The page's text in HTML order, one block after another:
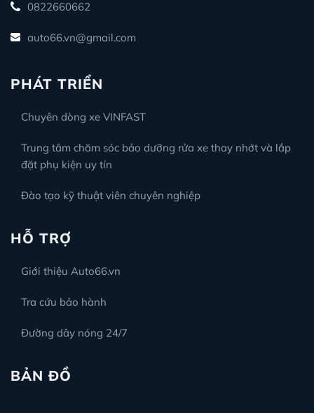
0822660662
auto66.vn@gmail.com
PHÁT TRIỂN
Chuyên dòng xe VINFAST
Trung tâm chăm sóc bảo dưỡng rửa xe thay nhớt và lắp
đặt phụ kiện uy tín
Đào tạo kỹ thuật viên chuyên nghiệp
HỖ TRỢ
Giới thiệu Auto66.vn
Tra cứu bảo hành
Đường dây nóng 24/7
BẢN ĐỒ